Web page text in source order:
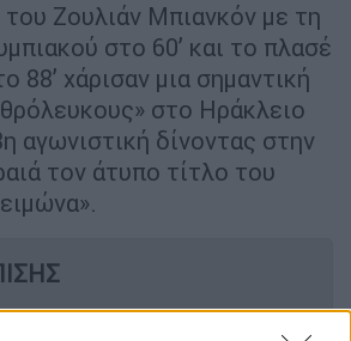
Ζουλιάν Μπιανκόν με τη
στο 60’ και το πλασέ
88’ χάρισαν μια σημαντική
στο Ηράκλειο
αγωνιστική δίνοντας στην
τον άτυπο τίτλο του